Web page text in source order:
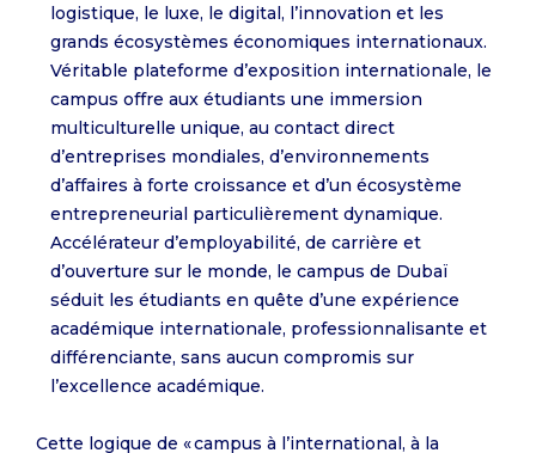
logistique, le luxe, le digital, l’innovation et les
grands écosystèmes économiques internationaux.
Véritable plateforme d’exposition internationale, le
campus offre aux étudiants une immersion
multiculturelle unique, au contact direct
d’entreprises mondiales, d’environnements
d’affaires à forte croissance et d’un écosystème
entrepreneurial particulièrement dynamique.
Accélérateur d’employabilité, de carrière et
d’ouverture sur le monde, le campus de Dubaï
séduit les étudiants en quête d’une expérience
académique internationale, professionnalisante et
différenciante, sans aucun compromis sur
l’excellence académique.
Cette logique de « campus à l’international, à la